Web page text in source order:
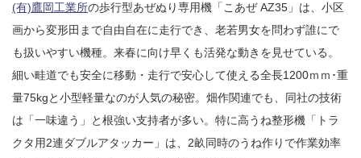
(有)鷹岡工業所の歩行型あぜぬり専用機「こあぜ AZ35」は、小区
画から変形田まで自由自在に走行でき、老若男女を問わず誰にで
も扱いやすい機種。来春に向け早くも活発な動きを見せている。
細い畦道でも安全に移動・走行で安心して使える全長1200ｍｍ･重
量75kgと小型軽量なのが人気の秘密。畑作関連でも、同社の技術
は「一味違う」と根強い支持者が多い。特に高うね整形機「トラ
クタ用2連ダブルアタッカー」は、2畝同時のうね作りで作業効率